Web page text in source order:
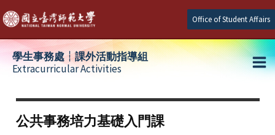
Skip
to
content
Office of Student Affairs
學生事務處┆課外活動指導組
Extracurricular Activities
公共事務培力基礎入門課